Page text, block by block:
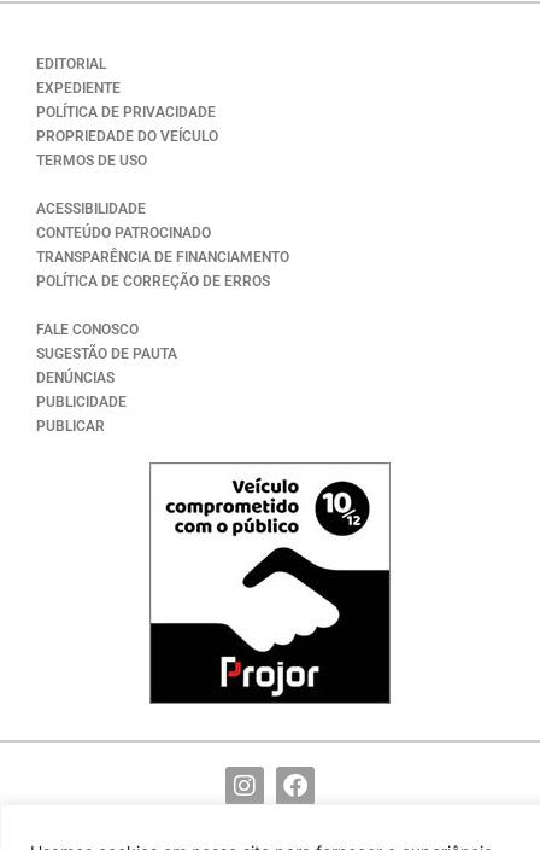
EDITORIAL
EXPEDIENTE
POLÍTICA DE PRIVACIDADE
PROPRIEDADE DO VEÍCULO
TERMOS DE USO
ACESSIBILIDADE
CONTEÚDO PATROCINADO
TRANSPARÊNCIA DE FINANCIAMENTO
POLÍTICA DE CORREÇÃO DE ERROS
FALE CONOSCO
SUGESTÃO DE PAUTA
DENÚNCIAS
PUBLICIDADE
PUBLICAR